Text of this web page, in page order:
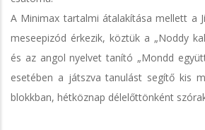
A Minimax tartalmi átalakítása mellett a
meseepizód érkezik, köztük a „Noddy
és az angol nyelvet tanító „Mondd
esetében a játszva tanulást segítő kis
blokkban, hétköznap délelőttönként